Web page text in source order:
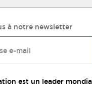
à notre newsletter
est un leader